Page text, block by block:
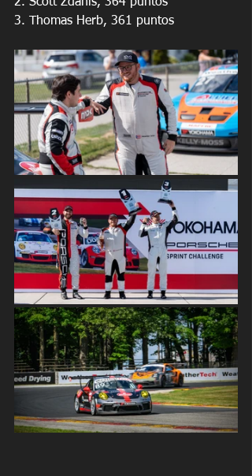
2. Scott Zdanis, 364 puntos
3. Thomas Herb, 361 puntos